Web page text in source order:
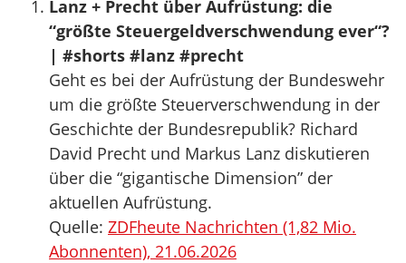
Lanz + Precht über Aufrüstung: die
“größte Steuergeldverschwendung ever“?
| #shorts #lanz #precht
Geht es bei der Aufrüstung der Bundeswehr
um die größte Steuerverschwendung in der
Geschichte der Bundesrepublik? Richard
David Precht und Markus Lanz diskutieren
über die “gigantische Dimension” der
aktuellen Aufrüstung.
Quelle: ZDFheute Nachrichten (1,82 Mio.
Abonnenten), 21.06.2026